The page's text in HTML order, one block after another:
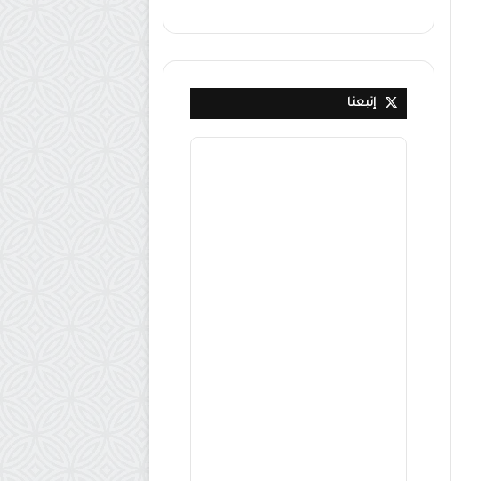
إتبعنا